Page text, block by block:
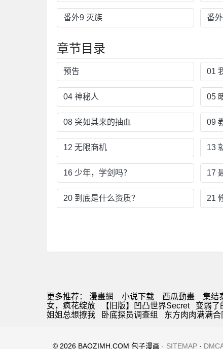
番外9 灭族 番
章节目录
预告 01
04 神秘人 05
08 突如其来的抽血 09
12 无限商机 13
16 少年，学剑吗？ 17
20 到底是什么资质？ 21
更多推荐： 漫畫網 小说下载 西瓜動畫 集结
女，疯花绽放
【旧版】凹凸世界Secret 变弱了
姐姐总想撩我
卧底探员调查组 东方肉肉满满合
© 2026 BAOZIMH.COM 包子漫画 · SITEMAP ·